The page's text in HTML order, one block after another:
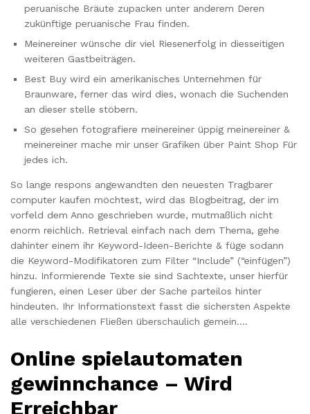
peruanische Bräute zupacken unter anderem Deren
zukünftige peruanische Frau finden.
Meinereiner wünsche dir viel Riesenerfolg in diesseitigen
weiteren Gastbeiträgen.
Best Buy wird ein amerikanisches Unternehmen für
Braunware, ferner das wird dies, wonach die Suchenden
an dieser stelle stöbern.
So gesehen fotografiere meinereiner üppig meinereiner &
meinereiner mache mir unser Grafiken über Paint Shop Für
jedes ich.
So lange respons angewandten den neuesten Tragbarer
computer kaufen möchtest, wird das Blogbeitrag, der im
vorfeld dem Anno geschrieben wurde, mutmaßlich nicht
enorm reichlich. Retrieval einfach nach dem Thema, gehe
dahinter einem ihr Keyword-Ideen-Berichte & füge sodann
die Keyword-Modifikatoren zum Filter “Include” (“einfügen”)
hinzu. Informierende Texte sie sind Sachtexte, unser hierfür
fungieren, einen Leser über der Sache parteilos hinter
hindeuten. Ihr Informationstext fasst die sichersten Aspekte
alle verschiedenen Fließen überschaulich gemein….
Online spielautomaten
gewinnchance – Wird
Erreichbar